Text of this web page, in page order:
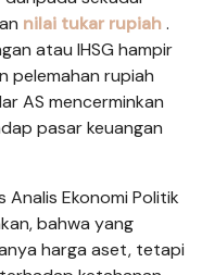
nilai tukar rupiah.
atau IHSG hampir
pelemahan rupiah
AS mencerminkan
pasar keuangan
Analis Ekonomi Politik
bahwa yang
harga aset, tetapi